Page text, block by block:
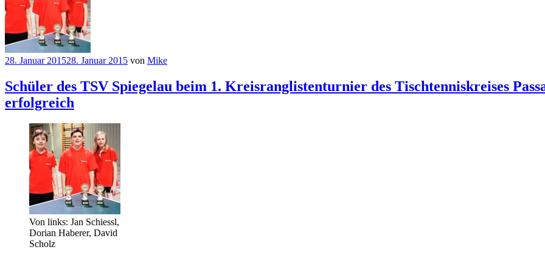
28. Januar 201528. Januar 2015 von Mike
Schüler des TSV Spiegelau beim 1. Kreisranglistenturnier des Tischtenniskreises
erfolgreich
Von links: Jan Schiessl,
Dorian Haberer, David
Scholz